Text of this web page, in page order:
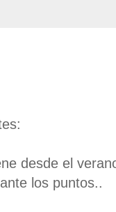
desde el
los puntos..